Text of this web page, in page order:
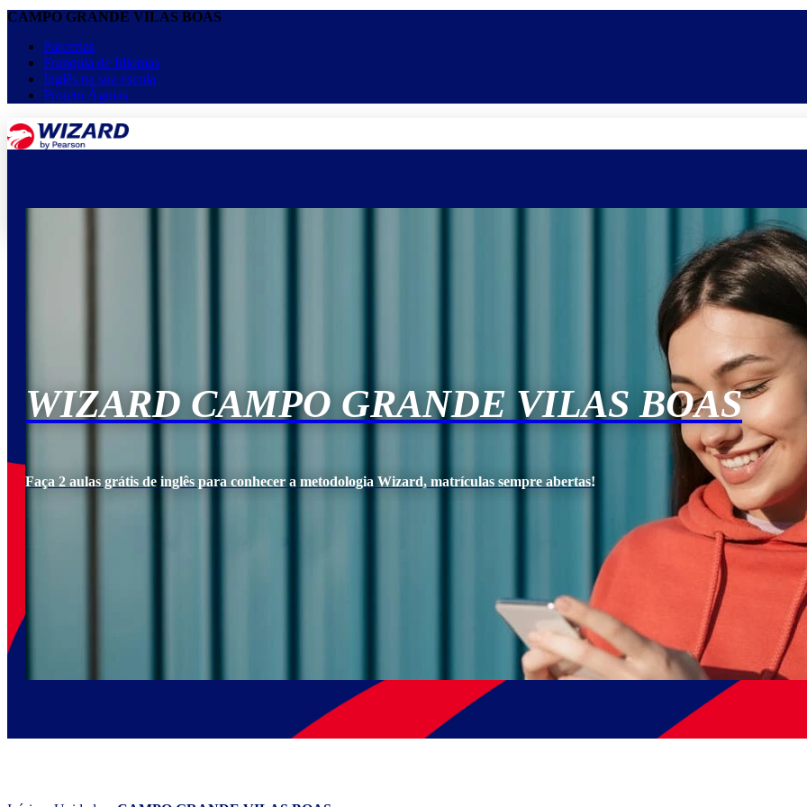
CAMPO GRANDE VILAS BOAS
Parcerias
Franquia de Idiomas
Inglês na sua escola
Projeto Águias
Equipe
WIZARD CAMPO GRANDE VILAS BOAS
Faça 2 aulas grátis de inglês para conhecer a metodologia Wizard, matrículas sempre abertas!